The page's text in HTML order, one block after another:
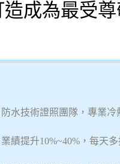
成為最受
水技術證照團隊，專業
績提升10%~40%，每天